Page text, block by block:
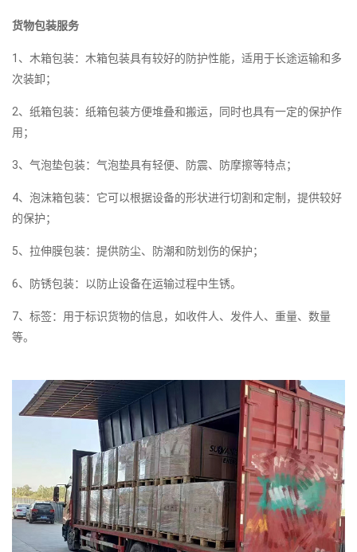
货物包装服务
1、木箱包装：木箱包装具有较好的防护性能，适用于长途运输和多
次装卸；
2、纸箱包装：纸箱包装方便堆叠和搬运，同时也具有一定的保护作
用；
3、气泡垫包装：气泡垫具有轻便、防震、防摩擦等特点；
4、泡沫箱包装：它可以根据设备的形状进行切割和定制，提供较好
的保护；
5、拉伸膜包装：提供防尘、防潮和防划伤的保护；
6、防锈包装：以防止设备在运输过程中生锈。
7、标签：用于标识货物的信息，如收件人、发件人、重量、数量
等。